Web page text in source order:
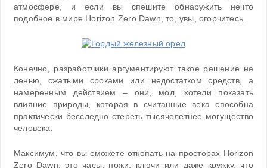
атмосфере, и если вы спешите обнаружить нечто
подобное в мире Horizon Zero Dawn, то, увы, огорчитесь.
Конечно, разработчики аргументируют такое решение не
ленью, сжатыми сроками или недостатком средств, а
намеренным действием – они, мол, хотели показать
влияние природы, которая в считанные века способна
практически бесследно стереть тысячелетнее могущество
человека.
Максимум, что вы сможете откопать на просторах Horizon
Zero Dawn, это часы, ножи, ключи или даже кружку, что